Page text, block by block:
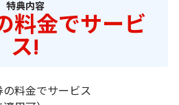
特典内容
料金でサービ
ス!
料金でサービス